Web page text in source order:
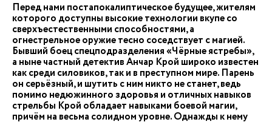
Перед нами постапокалиптическое будущее, жителям
которого доступны высокие технологии вкупе со
сверхъестественными способностями, а
огнестрельное оружие тесно соседствует с магией.
Бывший боец спецподразделения «Чёрные ястребы»,
а ныне частный детектив Анчар Крой широко известен
как среди силовиков, так и в преступном мире. Парень
он серьёзный, и шутить с ним никто не станет, ведь
помимо недюжинного здоровья и отличных навыков
стрельбы Крой обладает навыками боевой магии,
причём на весьма солидном уровне. Однажды к нему